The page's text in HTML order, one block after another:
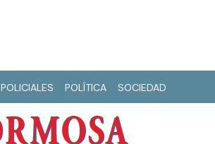
POLICIALES POLÍTICA SOCIEDAD